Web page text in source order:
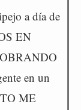
a día de
EN
en un
ME